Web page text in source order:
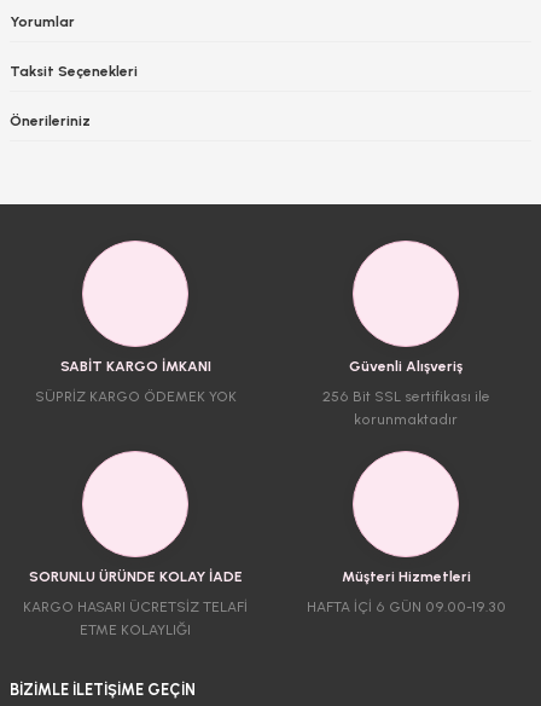
Yorumlar
Taksit Seçenekleri
Önerileriniz
SABİT KARGO İMKANI
SÜPRİZ KARGO ÖDEMEK YOK
Güvenli Alışveriş
256 Bit SSL sertifikası ile
korunmaktadır
SORUNLU ÜRÜNDE KOLAY İADE
KARGO HASARI ÜCRETSİZ TELAFİ
ETME KOLAYLIĞI
Müşteri Hizmetleri
HAFTA İÇİ 6 GÜN 09.00-19.30
BİZİMLE İLETİŞİME GEÇİN